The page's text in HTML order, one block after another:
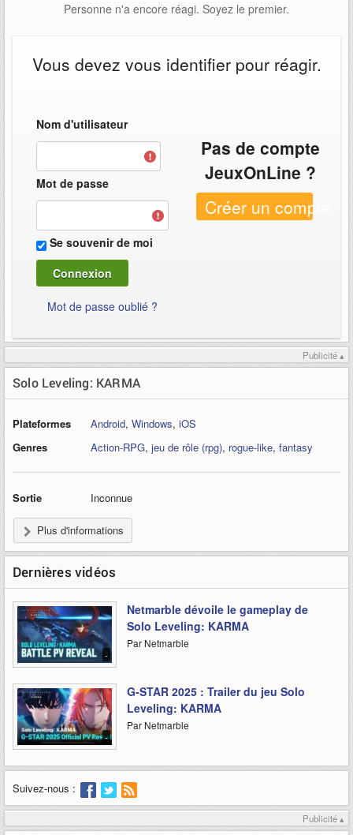
Personne n'a encore réagi. Soyez le premier.
Vous devez vous identifier pour réagir.
Nom d'utilisateur
Mot de passe
Se souvenir de moi
Mot de passe oublié ?
Pas de compte
JeuxOnLine ?
Créer un compte
Publicité ▴
Solo Leveling: KARMA
Plateformes Android, Windows, iOS
Genres
Action-RPG, jeu de rôle (rpg), rogue-like, fantasy
Sortie Inconnue
Plus d'informations
Dernières vidéos
-
Netmarble dévoile le gameplay de
Solo Leveling: KARMA
Par Netmarble
-
G-STAR 2025 : Trailer du jeu Solo
Leveling: KARMA
Par Netmarble
Suivez-nous :
Publicité ▴